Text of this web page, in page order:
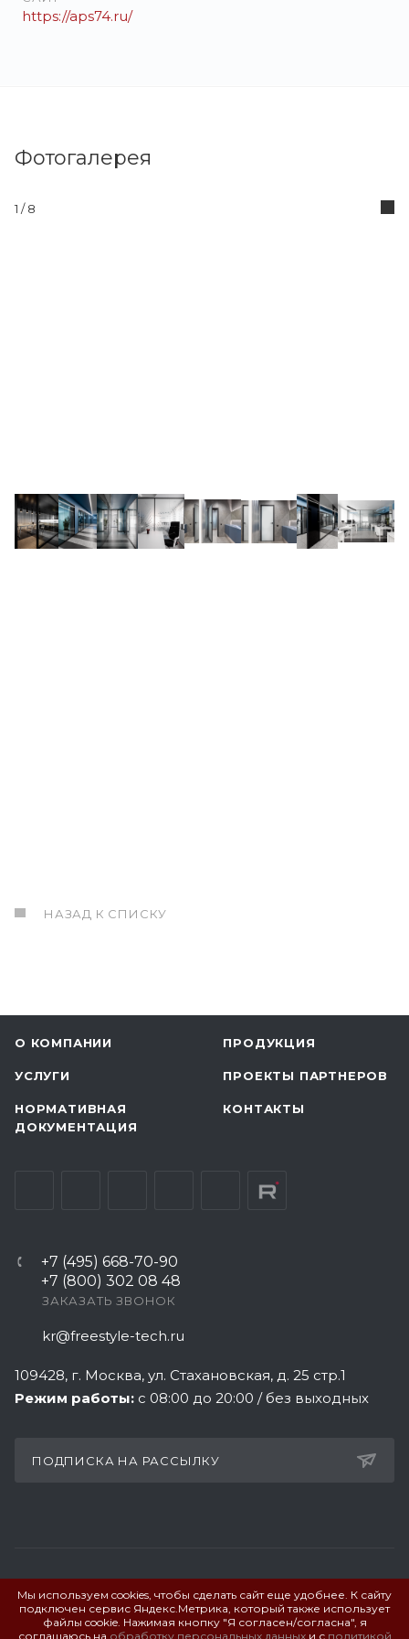
https://aps74.ru/
Фотогалерея
1 / 8
НАЗАД К СПИСКУ
О КОМПАНИИ ПРОДУКЦИЯ
УСЛУГИ ПРОЕКТЫ ПАРТНЕРОВ
НОРМАТИВНАЯ
ДОКУМЕНТАЦИЯ
КОНТАКТЫ
+7 (495) 668-70-90
+7 (800) 302 08 48
ЗАКАЗАТЬ ЗВОНОК
kr@freestyle-tech.ru
109428, г. Москва, ул. Стахановская, д. 25 стр.1
Режим работы: с 08:00 до 20:00 / без выходных
ПОДПИСКА НА РАССЫЛКУ
ПОЛИТИКА КОНФИДЕНЦИАЛЬНОСТИ
Мы используем cookies, чтобы сделать сайт еще удобнее. К сайту
подключен сервис Яндекс.Метрика, который также использует
файлы cookie. Нажимая кнопку "Я согласен/согласна", я
соглашаюсь на обработку персональных данных и с политикой